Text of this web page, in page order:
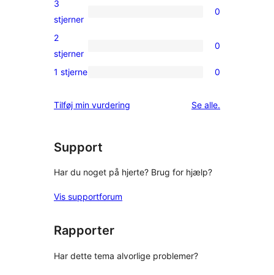
stjernet
0
3-
stjernet
3
stjerner
0
0
2-
anmeldelser
2
stjerner
0
0
stjernet
1 stjerne 0
Tilføj min vurdering Se alleanmeldelser
.
Support
Har du noget på hjerte? Brug for hjælp?
Vis supportforum
Rapporter
Har dette tema alvorlige problemer?